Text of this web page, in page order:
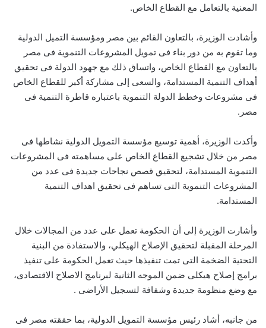
المعنية بالتعامل مع القطاع الخاص.
وأشادت الوزيرة، بالتعاون القائم بين مصر ومؤسسة التميل الدولية
وما تقوم به من دور بناء فى تمويل المشروعات التنموية فى مصر
بالتعاون مع القطاع الخاص، واتساق ذلك مع جهود الدولة فى تحقيق
أهداف التنمية المستدامة، والسعى إلى مشاركة أكبر للقطاع الخاص
فى مشروعات وخطط الدولة التنموية باعتباره قاطرة التنمية فى
مصر.
وأكدت الوزيرة، أهمية توسيع مؤسسة التمويل الدولية نشاطها فى
مصر من خلال تشجيع القطاع الخاص على مساهمته فى المشروعات
التنموية المستدامة، لتحقيق قصص نجاحات جديدة فى عدد من
المشروعات التنموية التى تساهم فى تحقيق اهداف التنمية
المستدامة.
وأشارت الوزيرة إلى أن الحكومة تعمل على عدد من المجالات خلال
المرحلة المقبلة لتحقيق الإصلاح الهيكلي، والاستفادة من البنية
التحتية الضخمة التى تمت تنفيذها حيث تعمل الحكومة على تنفيذ
برامج إصلاح هيكلى ضمن الموجه الثانية لبرنامج الاصلاح الاقتصادى،
مع وضع منظومة جديدة وشفافة لتسجيل الأراضى .
من جانبه، أشاد رئيس مؤسسة التمويل الدولية، بما حققته مصر فى